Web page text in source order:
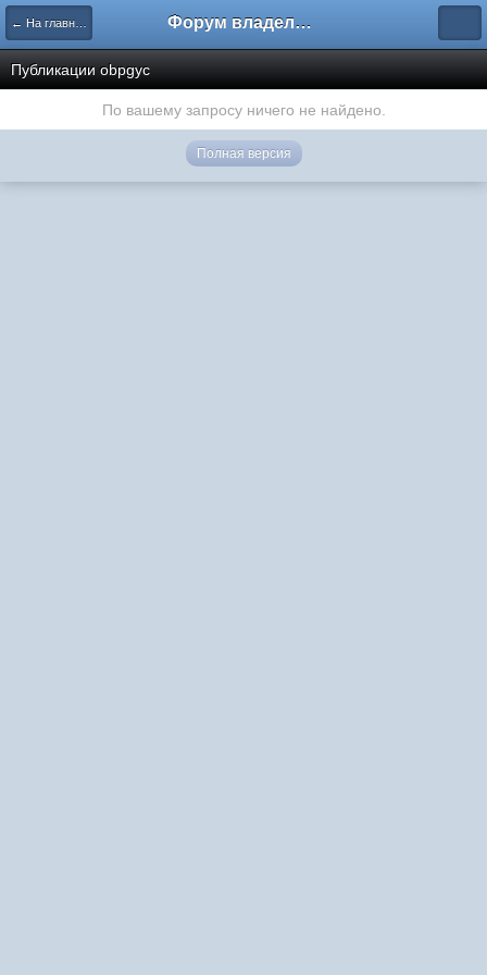
← На главную Форум владельцев интернет-магазинов
Публикации obpgyc
По вашему запросу ничего не найдено.
Полная версия